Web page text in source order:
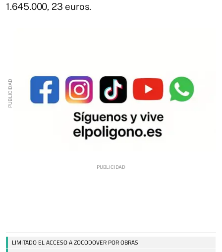
1.645.000, 23 euros.
LIMITADO EL ACCESO A ZOCODOVER POR OBRAS